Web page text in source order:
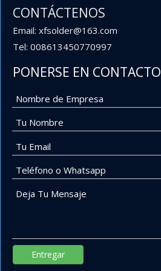
CONTÁCTENOS
Email: xfsolder@163.com
Tel: 008613450770997
PONERSE EN CONTACTO
Entregar